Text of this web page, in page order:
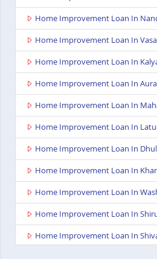
Home Improvement Loan In
Home Improvement Loan In
Home Improvement Loan In
Home Improvement Loan In
Home Improvement Loan In
Home Improvement Loan In
Home Improvement Loan In
Home Improvement Loan In
Home Improvement Loan In
Home Improvement Loan In
Home Improvement Loan In